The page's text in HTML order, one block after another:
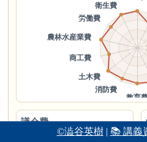
©澁谷英樹| 📚 講義
議会費